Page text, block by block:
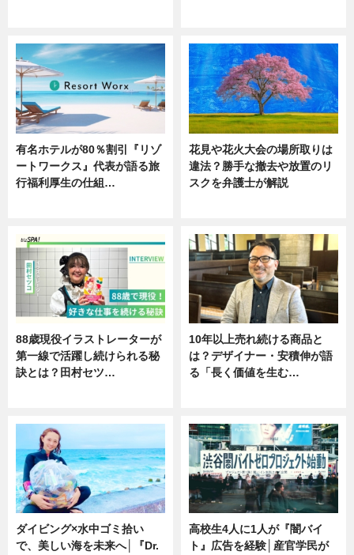
有名ホテルが80％割引『リゾ
ートワークス』代表が語る旅
行福利厚生の仕組…
花見や花火大会の場所取りは
違法？勝手な撤去や放置のリ
スクを弁護士が解説
88歳現役イラストレーターが
第一線で活躍し続けられる秘
訣とは？田村セツ…
10年以上売れ続ける商品と
は？デザイナー・安積伸が語
る「長く価値を生む…
ダイビング×水中ゴミ拾い
で、美しい海を未来へ│『Dr.
高校生4人に1人が『闇バイ
ト』広告を経験│産官学民が